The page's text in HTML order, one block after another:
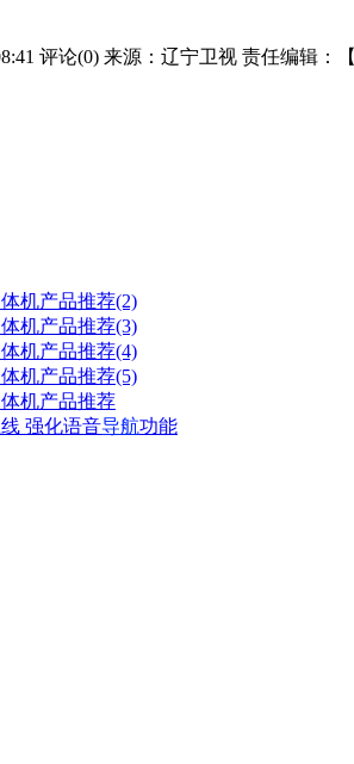
高
主场
渡学生
评论(0) 来源：辽宁卫视 责任编辑：【
机产品推荐(2)
机产品推荐(3)
机产品推荐(4)
机产品推荐(5)
机产品推荐
强化语音导航功能